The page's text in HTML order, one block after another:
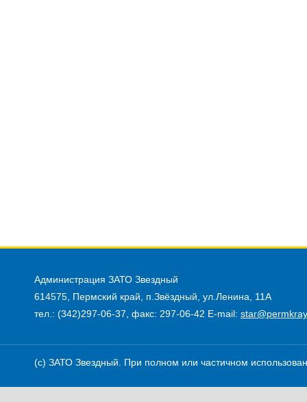
Администрация ЗАТО Звездный
614575, Пермский край, п.Звёздный, ул.Ленина, 11А
тел.: (342)297-06-37, факс: 297-06-42 E-mail:
(c) ЗАТО Звездный. При полном или частичном